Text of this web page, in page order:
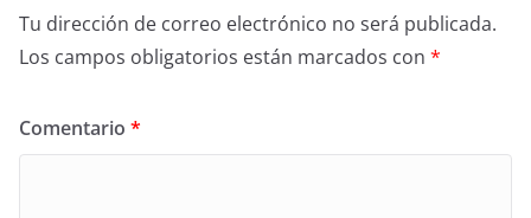
Tu dirección de correo electrónico no será publicada.
Los campos obligatorios están marcados con *
Comentario *